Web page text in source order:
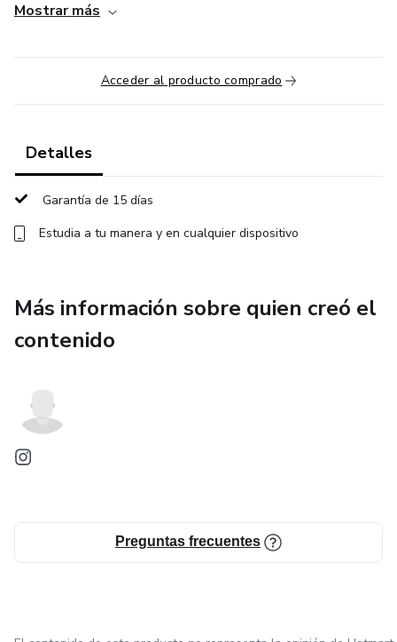
Mostrar más
Acceder al producto comprado
Detalles
Garantía de 15 días
Estudia a tu manera y en cualquier dispositivo
Más información sobre quien creó el
contenido
Preguntas frecuentes